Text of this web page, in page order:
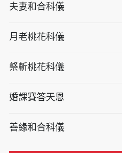
夫妻和合科儀
月老桃花科儀
祭斬桃花科儀
婚課賽答天恩
善緣和合科儀